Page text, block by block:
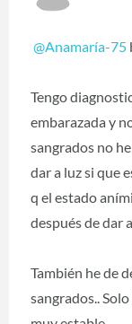
@Anamaría-75
Tengo
embarazada y
sangrados no
dar a luz si que
q el estado
después de dar
También he de
sangrados..